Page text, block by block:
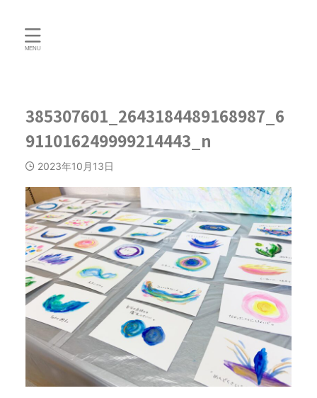
385307601_2643184489168987_6
911016249999214443_n
2023年10月13日